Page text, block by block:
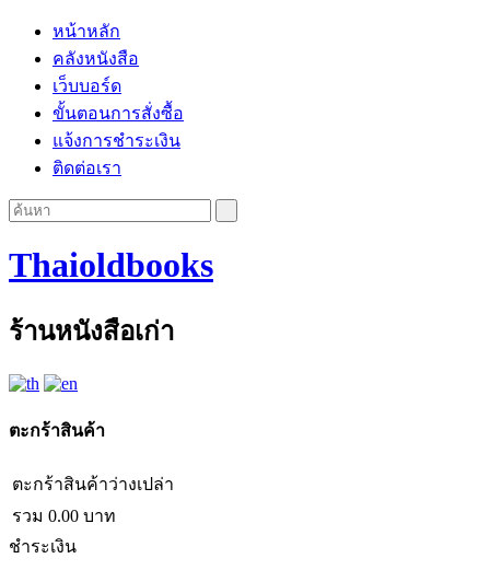
หน้าหลัก
คลังหนังสือ
เว็บบอร์ด
ขั้นตอนการสั่งซื้อ
แจ้งการชำระเงิน
ติดต่อเรา
Thaioldbooks
ร้านหนังสือเก่า
ตะกร้าสินค้า
ตะกร้าสินค้าว่างเปล่า
รวม 0.00 บาท
ชำระเงิน